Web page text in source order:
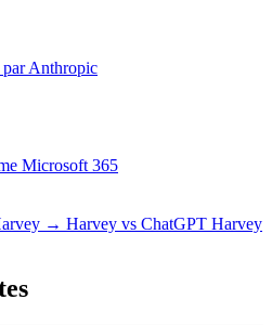
Anthropic
Microsoft 365
→ Harvey vs ChatGPT Harvey